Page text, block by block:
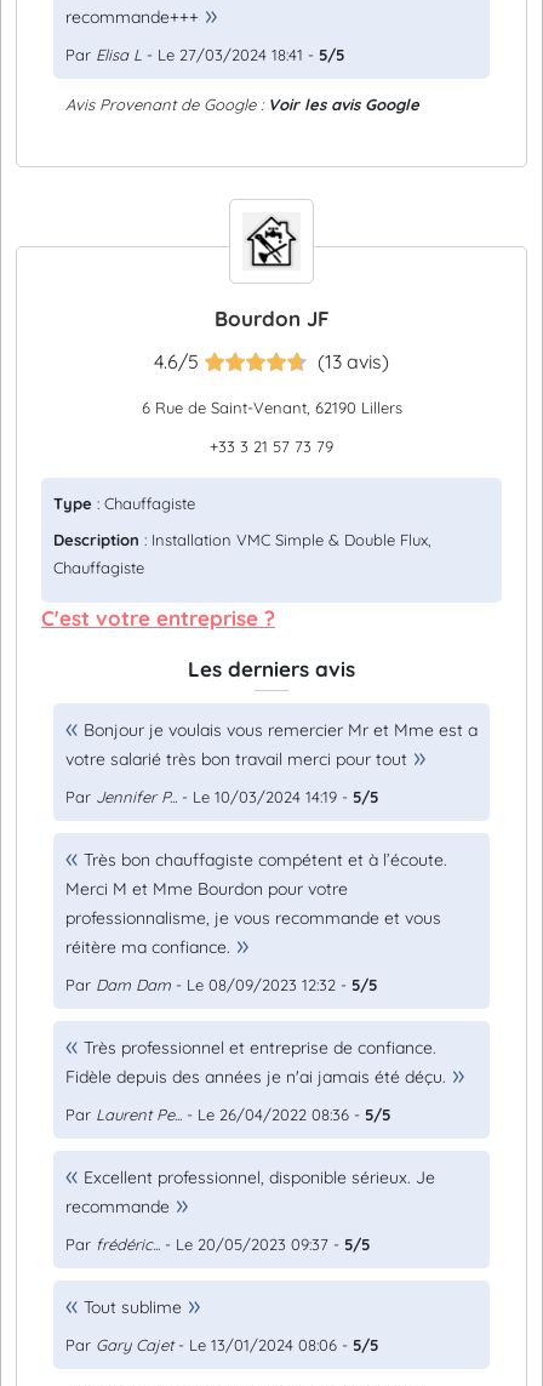
recommande+++
Par Elisa L - Le 27/03/2024 18:41 - 5/5
Avis Provenant de Google : Voir les avis Google
Bourdon JF
4.6/5 (13 avis)
6 Rue de Saint-Venant, 62190 Lillers
+33 3 21 57 73 79
Type : Chauffagiste
Description : Installation VMC Simple & Double Flux,
Chauffagiste
C'est votre entreprise ?
Les derniers avis
Bonjour je voulais vous remercier Mr et Mme est a
votre salarié très bon travail merci pour tout
Par Jennifer P... - Le 10/03/2024 14:19 - 5/5
Très bon chauffagiste compétent et à l’écoute.
Merci M et Mme Bourdon pour votre
professionnalisme, je vous recommande et vous
réitère ma confiance.
Par Dam Dam - Le 08/09/2023 12:32 - 5/5
Très professionnel et entreprise de confiance.
Fidèle depuis des années je n'ai jamais été déçu.
Par Laurent Pe... - Le 26/04/2022 08:36 - 5/5
Excellent professionnel, disponible sérieux. Je
recommande
Par frédéric... - Le 20/05/2023 09:37 - 5/5
Tout sublime
Par Gary Cajet- Le 13/01/2024 08:06 - 5/5